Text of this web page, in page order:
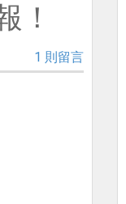
！
1 則留言